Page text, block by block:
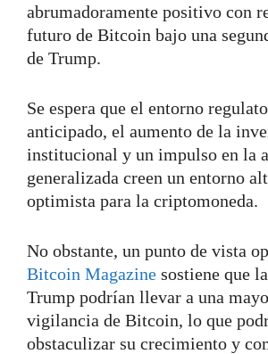
abrumadoramente positivo con
futuro de Bitcoin bajo una
de Trump.
Se espera que el entorno
anticipado, el aumento de la
institucional y un impulso en la
generalizada creen un entorno
optimista para la criptomoneda.
No obstante, un punto de vista
Bitcoin Magazine sostiene que
Trump podrían llevar a una
vigilancia de Bitcoin, lo que
obstaculizar su crecimiento y